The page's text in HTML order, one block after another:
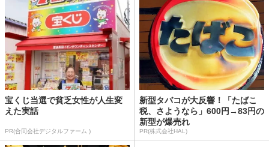
宝くじ当選で貧乏女性が人生変
えた実話
PR(合同会社デジタルファーム )
新型タバコが大反響！「たばこ
税、さようなら」600円→83円の
新型が爆売れ
PR(株式会社HAL)